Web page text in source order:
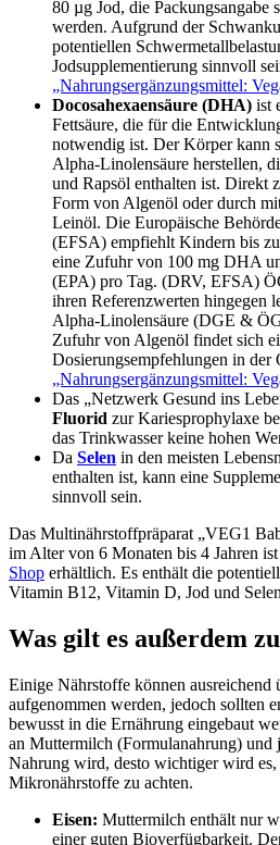
80 µg Jod, die Packungsangabe
werden. Aufgrund der
potentiellen
Jodsupplementierung sinnvoll
„Nahrungsergänzungsmittel:
Docosahexaensäure (DHA) ist
Fettsäure, die für die
notwendig ist. Der Körper kann
Alpha-Linolensäure herstellen,
und Rapsöl enthalten ist. Direkt
Form von Algenöl oder durch
Leinöl. Die Europäische
(EFSA) empfiehlt Kindern bis
eine Zufuhr von 100 mg DHA
(EPA) pro Tag. (DRV, EFSA)
ihren Referenzwerten hingegen
Alpha-Linolensäure (DGE &
Zufuhr von Algenöl findet sich
Dosierungsempfehlungen in der
„Nahrungsergänzungsmittel:
Das „Netzwerk Gesund ins
Fluorid zur Kariesprophylaxe
das Trinkwasser keine hohen
Da Selen in den meisten
enthalten ist, kann eine
sinnvoll sein.
Das Multinährstoffpräparat „VEG1
im Alter von 6 Monaten bis 4 Jahren
Shop erhältlich. Es enthält die
Vitamin B12, Vitamin D, Jod und
Was gilt es außerdem
Einige Nährstoffe können ausreichend
aufgenommen werden, jedoch sollten
bewusst in die Ernährung eingebaut
an Muttermilch (Formulanahrung) und
Nahrung wird, desto wichtiger wird
Mikronährstoffe zu achten.
Eisen: Muttermilch enthält nur
einer guten Bioverfügbarkeit.